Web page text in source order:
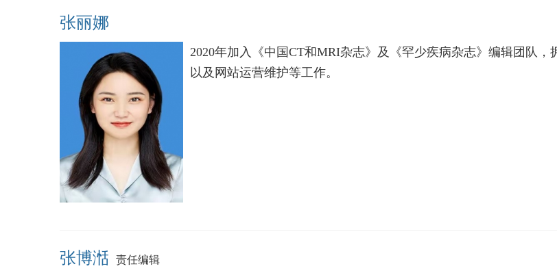
张丽娜
2020年加入《中国CT和MRI杂志》及《罕少疾病杂志》编辑团队
以及网站运营维护等工作。
张博湉 责任编辑